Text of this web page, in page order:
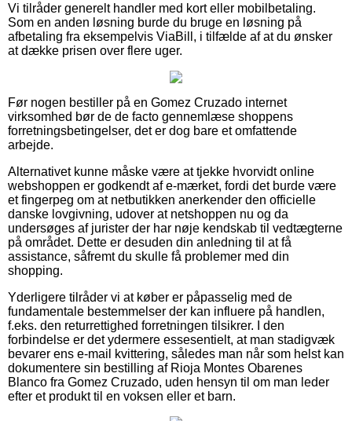
Vi tilråder generelt handler med kort eller mobilbetaling.
Som en anden løsning burde du bruge en løsning på
afbetaling fra eksempelvis ViaBill, i tilfælde af at du ønsker
at dække prisen over flere uger.
Før nogen bestiller på en Gomez Cruzado internet
virksomhed bør de de facto gennemlæse shoppens
forretningsbetingelser, det er dog bare et omfattende
arbejde.
Alternativet kunne måske være at tjekke hvorvidt online
webshoppen er godkendt af e-mærket, fordi det burde være
et fingerpeg om at netbutikken anerkender den officielle
danske lovgivning, udover at netshoppen nu og da
undersøges af jurister der har nøje kendskab til vedtægterne
på området. Dette er desuden din anledning til at få
assistance, såfremt du skulle få problemer med din
shopping.
Yderligere tilråder vi at køber er påpasselig med de
fundamentale bestemmelser der kan influere på handlen,
f.eks. den returrettighed forretningen tilsikrer. I den
forbindelse er det ydermere essesentielt, at man stadigvæk
bevarer ens e-mail kvittering, således man når som helst kan
dokumentere sin bestilling af Rioja Montes Obarenes
Blanco fra Gomez Cruzado, uden hensyn til om man leder
efter et produkt til en voksen eller et barn.